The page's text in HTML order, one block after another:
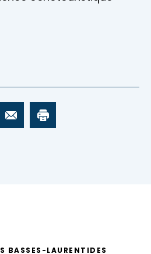
BASSES-LAURENTIDES